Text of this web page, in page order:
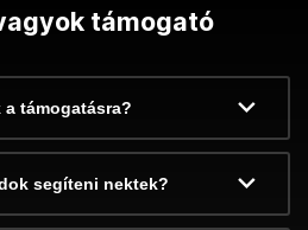
támogató
támogatásra?
segíteni nektek?